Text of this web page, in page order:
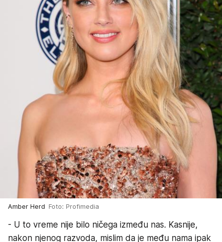
Amber Herd Foto: Profimedia
- U to vreme nije bilo ničega između nas. Kasnije,
nakon njenog razvoda, mislim da je među nama ipak